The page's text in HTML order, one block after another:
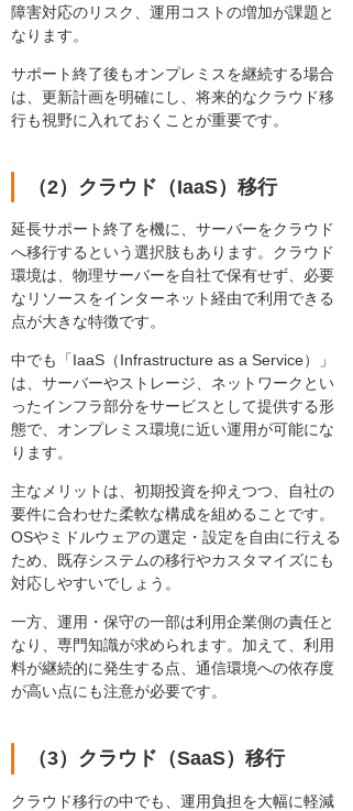
障害対応のリスク、運用コストの増加が課題と
なります。
サポート終了後もオンプレミスを継続する場合
は、更新計画を明確にし、将来的なクラウド移
行も視野に入れておくことが重要です。
（2）クラウド（IaaS）移行
延長サポート終了を機に、サーバーをクラウド
へ移行するという選択肢もあります。クラウド
環境は、物理サーバーを自社で保有せず、必要
なリソースをインターネット経由で利用できる
点が大きな特徴です。
中でも「IaaS（Infrastructure as a Service）」
は、サーバーやストレージ、ネットワークとい
ったインフラ部分をサービスとして提供する形
態で、オンプレミス環境に近い運用が可能にな
ります。
主なメリットは、初期投資を抑えつつ、自社の
要件に合わせた柔軟な構成を組めることです。
OSやミドルウェアの選定・設定を自由に行える
ため、既存システムの移行やカスタマイズにも
対応しやすいでしょう。
一方、運用・保守の一部は利用企業側の責任と
なり、専門知識が求められます。加えて、利用
料が継続的に発生する点、通信環境への依存度
が高い点にも注意が必要です。
（3）クラウド（SaaS）移行
クラウド移行の中でも、運用負担を大幅に軽減